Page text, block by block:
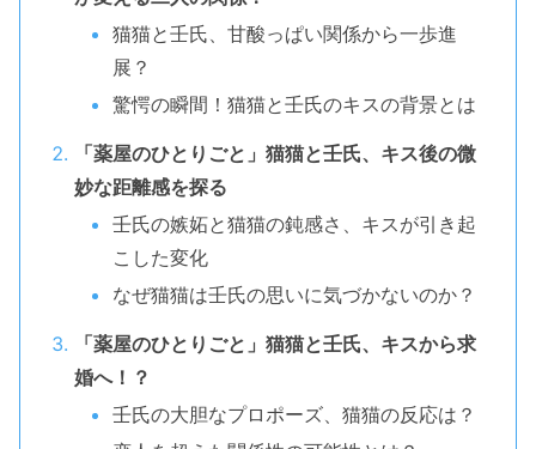
猫猫と壬氏、甘酸っぱい関係から一歩進
展？
驚愕の瞬間！猫猫と壬氏のキスの背景とは
「薬屋のひとりごと」猫猫と壬氏、キス後の微
妙な距離感を探る
壬氏の嫉妬と猫猫の鈍感さ、キスが引き起
こした変化
なぜ猫猫は壬氏の思いに気づかないのか？
「薬屋のひとりごと」猫猫と壬氏、キスから求
婚へ！？
壬氏の大胆なプロポーズ、猫猫の反応は？